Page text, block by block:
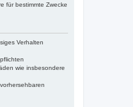
für bestimmte Zwecke
Verhalten
wie insbesondere